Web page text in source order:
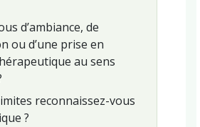
d’ambiance, de
ou d’une prise en
au sens
reconnaissez-vous
?